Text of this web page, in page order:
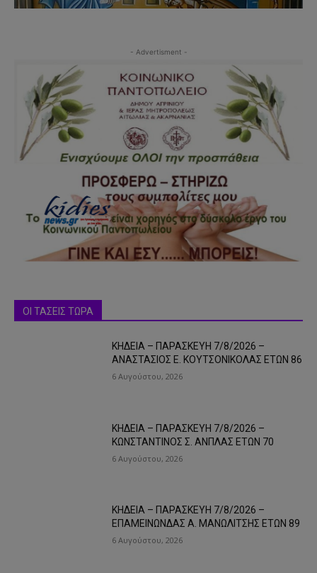
- Advertisment -
ΟΙ ΤΑΣΕΙΣ ΤΩΡΑ
ΚΗΔΕΙΑ – ΠΑΡΑΣΚΕΥΗ 7/8/2026 –
ΑΝΑΣΤΑΣΙΟΣ Ε. ΚΟΥΤΣΟΝΙΚΟΛΑΣ ΕΤΩΝ 86
6 Αυγούστου, 2026
ΚΗΔΕΙΑ – ΠΑΡΑΣΚΕΥΗ 7/8/2026 –
ΚΩΝΣΤΑΝΤΙΝΟΣ Σ. ΑΝΠΛΑΣ ΕΤΩΝ 70
6 Αυγούστου, 2026
ΚΗΔΕΙΑ – ΠΑΡΑΣΚΕΥΗ 7/8/2026 –
ΕΠΑΜΕΙΝΩΝΔΑΣ Α. ΜΑΝΩΛΙΤΣΗΣ ΕΤΩΝ 89
6 Αυγούστου, 2026